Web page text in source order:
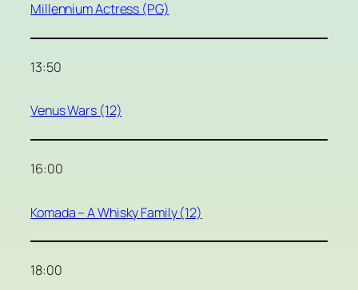
Millennium Actress (PG)
13:50
Venus Wars (12)
16:00
Komada – A Whisky Family (12)
18:00